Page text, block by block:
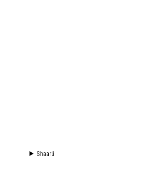
Shaarli